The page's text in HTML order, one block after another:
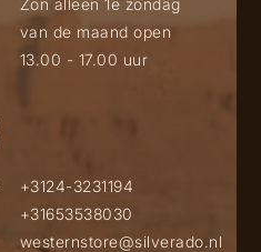
Zon alleen 1e zondag
van de maand open
13.00 - 17.00 uur
+3124-3231194
+31653538030
westernstore@silverado.nl